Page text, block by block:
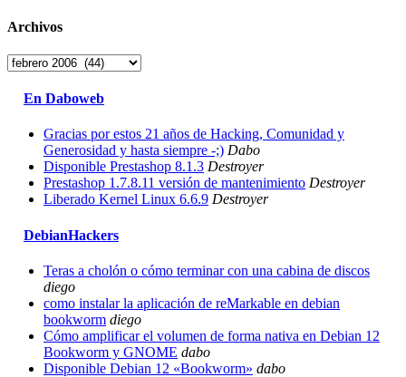
Archivos
Archivos
En Daboweb
Gracias por estos 21 años de Hacking, Comunidad y
Generosidad y hasta siempre -;) Dabo
Disponible Prestashop 8.1.3 Destroyer
Prestashop 1.7.8.11 versión de mantenimiento Destroyer
Liberado Kernel Linux 6.6.9 Destroyer
DebianHackers
Teras a cholón o cómo terminar con una cabina de discos
diego
como instalar la aplicación de reMarkable en debian
bookworm diego
Cómo amplificar el volumen de forma nativa en Debian 12
Bookworm y GNOME dabo
Disponible Debian 12 «Bookworm» dabo